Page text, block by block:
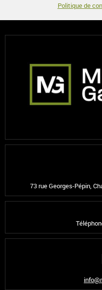
Politique de
73 rue Georges-Pépin,